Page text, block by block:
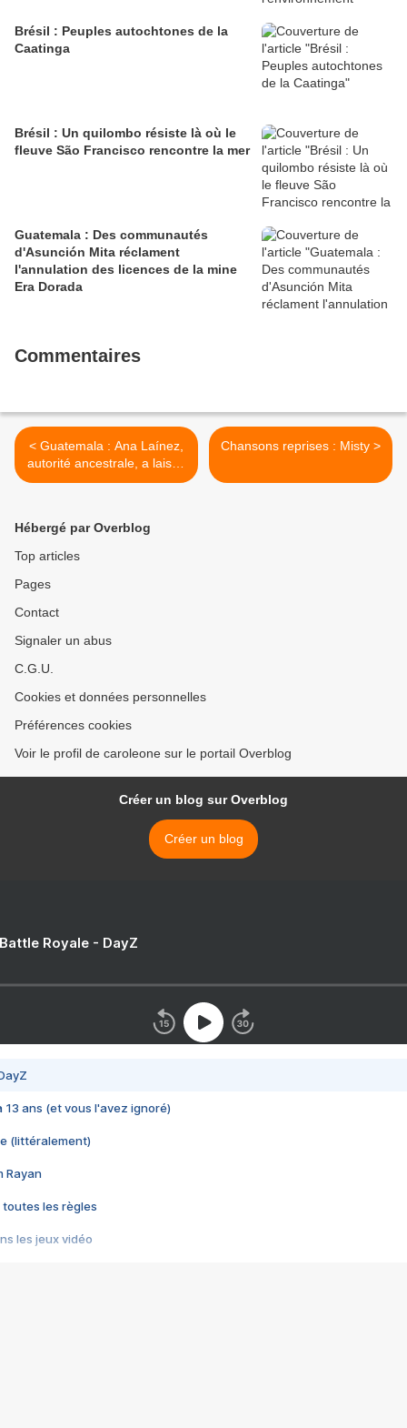
Brésil : Peuples autochtones de la
Caatinga
Brésil : Un quilombo résiste là où le
fleuve São Francisco rencontre la mer
Guatemala : Des communautés
d'Asunción Mita réclament
l'annulation des licences de la mine
Era Dorada
Commentaires
< Guatemala : Ana Laínez,
autorité ancestrale, a laissé
un précieux héritage à la
Chansons reprises : Misty >
Hébergé par Overblog
Top articles
Pages
Contact
Signaler un abus
C.G.U.
Cookies et données personnelles
Préférences cookies
Voir le profil de caroleone sur le portail Overblog
Créer un blog sur Overblog
Créer un blog
Royale - DayZ
13 ans (et vous l'avez ignoré)
(littéralement)
Rayan
toutes les règles
les jeux vidéo